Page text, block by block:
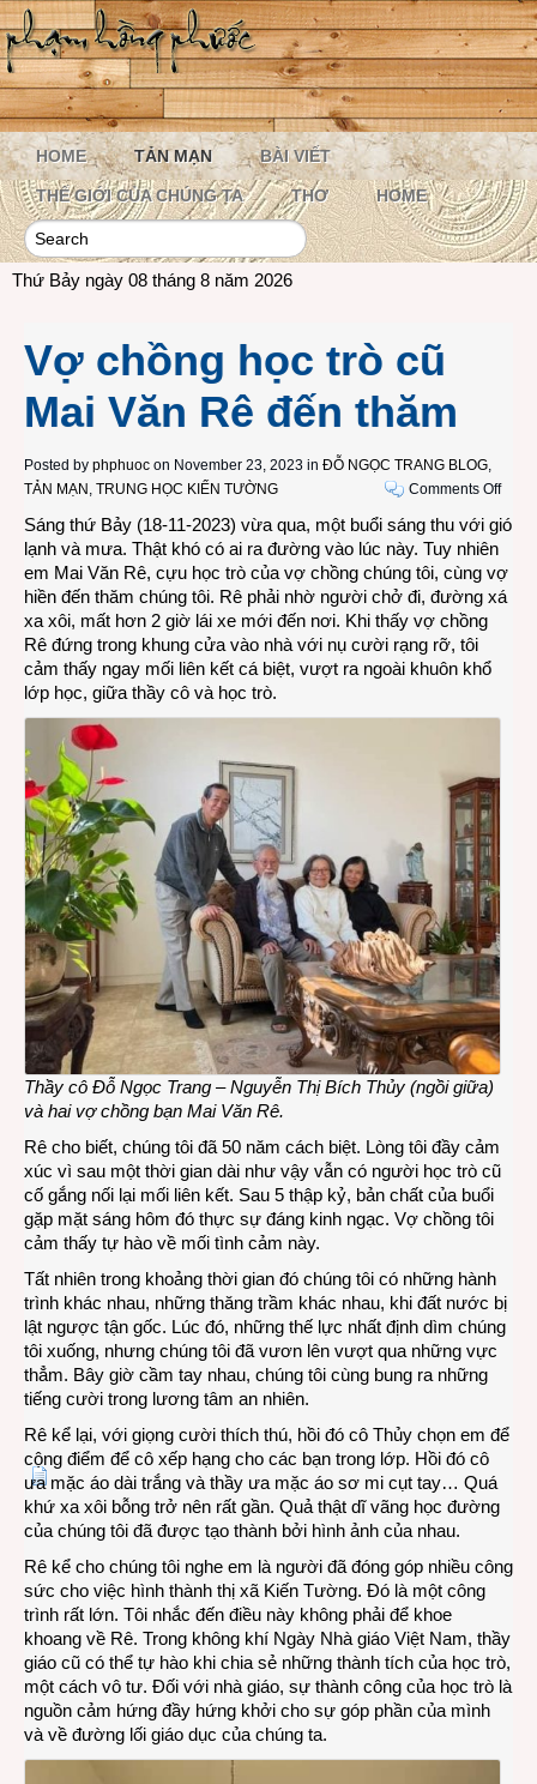
HOME TẢN MẠN BÀI VIẾT
THẾ GIỚI CỦA CHÚNG TA THƠ HOME
Thứ Bảy ngày 08 tháng 8 năm 2026
Vợ chồng học trò cũ
Mai Văn Rê đến thăm
Posted by phphuoc on November 23, 2023 in ĐỖ NGỌC TRANG BLOG,
TẢN MẠN , TRUNG HỌC KIẾN TƯỜNG Comments Offon
trò
cũ
Sáng thứ Bảy (18-11-2023) vừa qua, một buổi sáng thu với gió
lạnh và mưa. Thật khó có ai ra đường vào lúc này. Tuy nhiên
em Mai Văn Rê, cựu học trò của vợ chồng chúng tôi, cùng vợ
hiền đến thăm chúng tôi. Rê phải nhờ người chở đi, đường xá
xa xôi, mất hơn 2 giờ lái xe mới đến nơi. Khi thấy vợ chồng
Rê đứng trong khung cửa vào nhà với nụ cười rạng rỡ, tôi
cảm thấy ngay mối liên kết cá biệt, vượt ra ngoài khuôn khổ
lớp học, giữa thầy cô và học trò.
Thầy cô Đỗ Ngọc Trang – Nguyễn Thị Bích Thủy (ngồi giữa)
và hai vợ chồng bạn Mai Văn Rê.
Rê cho biết, chúng tôi đã 50 năm cách biệt. Lòng tôi đầy cảm
xúc vì sau một thời gian dài như vậy vẫn có người học trò cũ
cố gắng nối lại mối liên kết. Sau 5 thập kỷ, bản chất của buổi
gặp mặt sáng hôm đó thực sự đáng kinh ngạc. Vợ chồng tôi
cảm thấy tự hào về mối tình cảm này.
Tất nhiên trong khoảng thời gian đó chúng tôi có những hành
trình khác nhau, những thăng trầm khác nhau, khi đất nước bị
lật ngược tận gốc. Lúc đó, những thế lực nhất định dìm chúng
tôi xuống, nhưng chúng tôi đã vươn lên vượt qua những vực
thẳm. Bây giờ cầm tay nhau, chúng tôi cùng bung ra những
tiếng cười trong lương tâm an nhiên.
Rê kể lại, với giọng cười thích thú, hồi đó cô Thủy chọn em để
cộng điểm để cô xếp hạng cho các bạn trong lớp. Hồi đó cô
ưa mặc áo dài trắng và thầy ưa mặc áo sơ mi cụt tay… Quá
khứ xa xôi bỗng trở nên rất gần. Quả thật dĩ vãng học đường
của chúng tôi đã được tạo thành bởi hình ảnh của nhau.
Rê kể cho chúng tôi nghe em là người đã đóng góp nhiều công
sức cho việc hình thành thị xã Kiến Tường. Đó là một công
trình rất lớn. Tôi nhắc đến điều này không phải để khoe
khoang về Rê. Trong không khí Ngày Nhà giáo Việt Nam, thầy
giáo cũ có thể tự hào khi chia sẻ những thành tích của học trò,
một cách vô tư. Đối với nhà giáo, sự thành công của học trò là
nguồn cảm hứng đầy hứng khởi cho sự góp phần của mình
và về đường lối giáo dục của chúng ta.